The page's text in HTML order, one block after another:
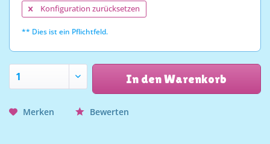
Konfiguration zurücksetzen
** Dies ist ein Pflichtfeld.
In den Warenkorb
Merken Bewerten